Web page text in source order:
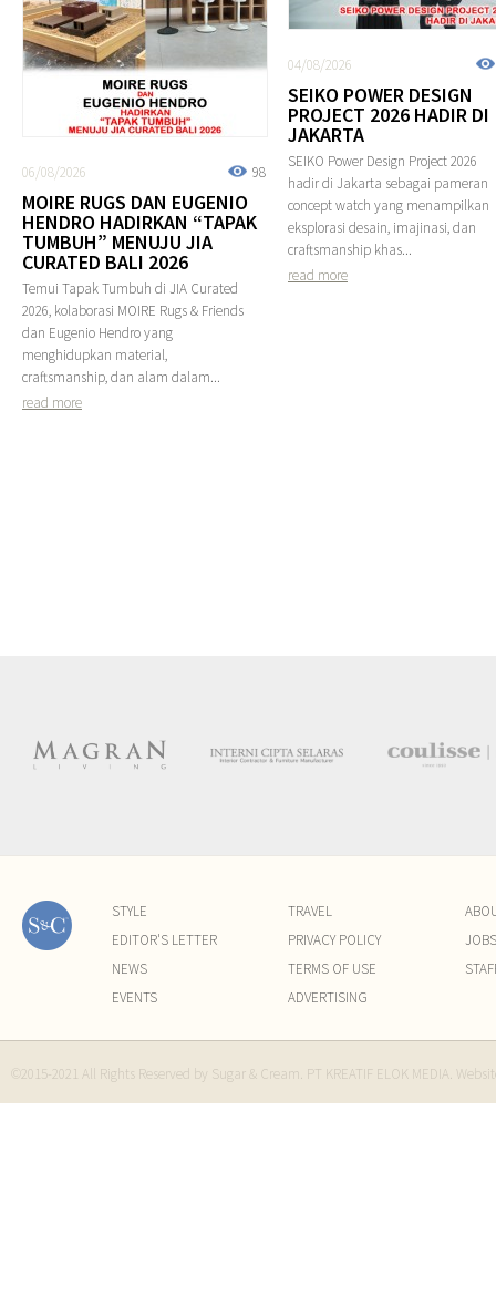
98
06/08/2026
MOIRE RUGS DAN EUGENIO
HENDRO HADIRKAN “TAPAK
TUMBUH” MENUJU JIA
CURATED BALI 2026
Temui Tapak Tumbuh di JIA Curated
2026, kolaborasi MOIRE Rugs & Friends
dan Eugenio Hendro yang
menghidupkan material,
craftsmanship, dan alam dalam...
read more
04/08/2026
SEIKO POWER DESIGN
PROJECT 2026 HADIR DI
JAKARTA
SEIKO Power Design Project 2026
hadir di Jakarta sebagai pameran
concept watch yang menampilkan
eksplorasi desain, imajinasi, dan
craftsmanship khas...
read more
STYLE
EDITOR'S LETTER
NEWS
EVENTS
TRAVEL
PRIVACY POLICY
TERMS OF USE
ADVERTISING
JOBS
©2015-2021 All Rights Reserved by Sugar & Cream. PT KREATIF ELOK MEDIA.